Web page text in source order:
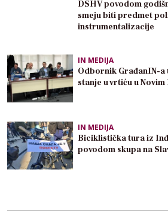
DSHV povodom
smeju biti predmet
instrumentalizacije
IN MEDIJA
Odbornik GrađanIN-a
stanje u vrtiću u
IN MEDIJA
Biciklistička tura iz
povodom skupa na